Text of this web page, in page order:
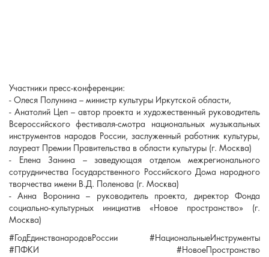
Участники пресс-конференции:
- Олеся Полунина – министр культуры Иркутской области,
- Анатолий Цеп – автор проекта и художественный руководитель
Всероссийского фестиваля-смотра национальных музыкальных
инструментов народов России, заслуженный работник культуры,
лауреат Премии Правительства в области культуры (г. Москва)
- Елена Занина – заведующая отделом межрегионального
сотрудничества Государственного Российского Дома народного
творчества имени В.Д. Поленова (г. Москва)
- Анна Воронина – руководитель проекта, директор Фонда
социально-культурных инициатив «Новое пространство» (г.
Москва)
#ГодЕдинстванародовРоссии #НациональныеИнструменты
#ПФКИ #НовоеПространство